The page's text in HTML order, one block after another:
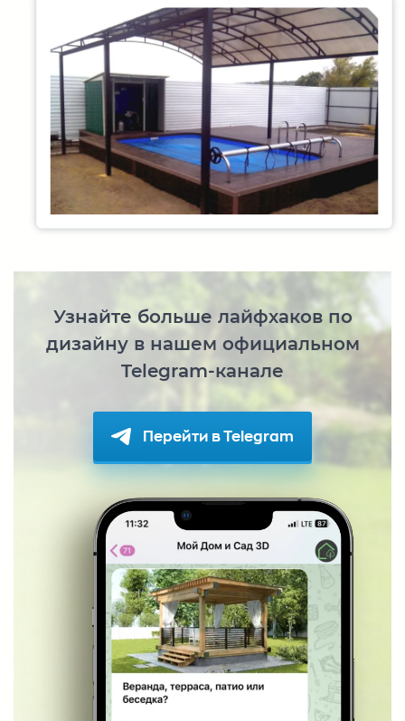
Узнайте больше лайфхаков по
дизайну в нашем официальном
Telegram-канале
Перейти в Telegram